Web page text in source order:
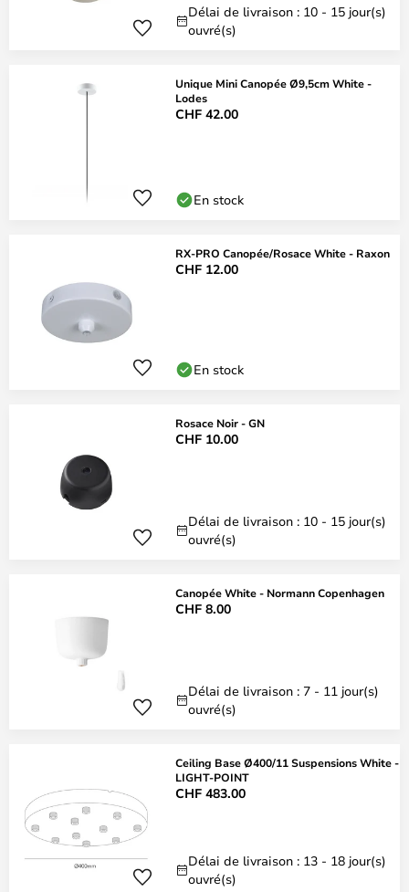
Délai de livraison : 10 - 15 jour(s)
ouvré(s)
Unique Mini Canopée Ø9,5cm White -
Lodes
CHF 42.00
En stock
RX-PRO Canopée/Rosace White - Raxon
CHF 12.00
En stock
Rosace Noir - GN
CHF 10.00
Délai de livraison : 10 - 15 jour(s)
ouvré(s)
Canopée White - Normann Copenhagen
CHF 8.00
Délai de livraison : 7 - 11 jour(s)
ouvré(s)
Ceiling Base Ø400/11 Suspensions White -
LIGHT-POINT
CHF 483.00
Délai de livraison : 13 - 18 jour(s)
ouvré(s)